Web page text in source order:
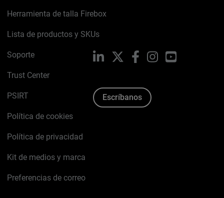
Herramienta de talla Firebox
Lista de productos y SKUs
Soporte
Trust Center
PSIRT
Política de cookies
Política de privacidad
Kit de medios y marca
Preferencias de correo
LinkedIn FacebookInstagramYouTube
Escríbanos